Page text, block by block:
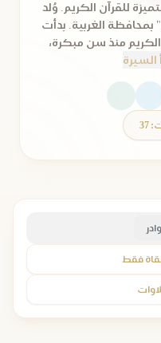
للقرآن الكريم. وُلد
الرخا" بمحافظة الغربية. بدأت
منذ سن مبكرة،
السيرة
37
فقط